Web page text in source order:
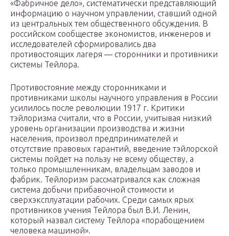
«Фабричное дело», систематически представляющий
информацию о научном управлении, ставший одной
из центральных тем общественного обсуждения. В
российском сообществе экономистов, инженеров и
исследователей сформировались два
противостоящих лагеря — сторонники и противники
системы Тейлора.
Противостояние между сторонниками и
противниками школы научного управления в России
усилилось после революции 1917 г. Критики
тэйлоризма считали, что в России, учитывая низкий
уровень организации производства и жизни
населения, произвол предпринимателей и
отсутствие правовых гарантий, введение тэйлорской
системы пойдет на пользу не всему обществу, а
только промышленникам, владельцам заводов и
фабрик. Тейлоризм рассматривался как сложная
система добычи прибавочной стоимости и
сверхэксплуатации рабочих. Среди самых ярых
противников учения Тейлора был В.И. Ленин,
который назвал систему Тейлора «порабощением
человека машиной».